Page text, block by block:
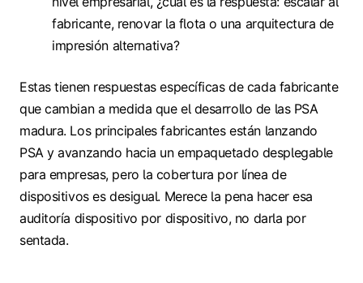
fabricante, renovar la flota o una arquitectura de
impresión alternativa?
Estas tienen respuestas específicas de cada fabricante
que cambian a medida que el desarrollo de las PSA
madura. Los principales fabricantes están lanzando
PSA y avanzando hacia un empaquetado desplegable
para empresas, pero la cobertura por línea de
dispositivos es desigual. Merece la pena hacer esa
auditoría dispositivo por dispositivo, no darla por
sentada.